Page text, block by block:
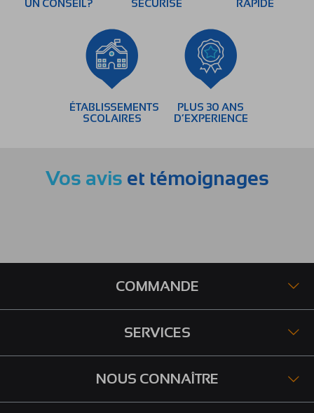
UN CONSEIL?
SÉCURISÉ
RAPIDE
ÉTABLISSEMENTS
SCOLAIRES
PLUS 30 ANS
D’EXPERIENCE
Vos avis et témoignages
COMMANDE
SERVICES
NOUS CONNAÎTRE